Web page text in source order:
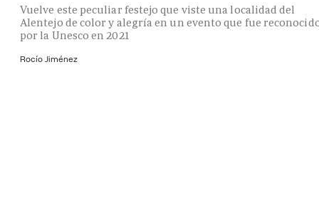
Vuelve este peculiar festejo que viste una localidad del
Alentejo de color y alegría en un evento que fue
por la Unesco en 2021
Rocío Jiménez